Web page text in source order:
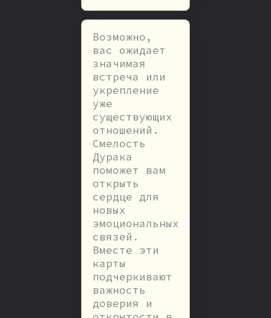
Возможно,
вас ожидает
значимая
встреча или
укрепление
уже
существующих
отношений.
Смелость
Дурака
поможет вам
открыть
сердце для
новых
эмоциональных
связей.
Вместе эти
карты
подчеркивают
важность
доверия и